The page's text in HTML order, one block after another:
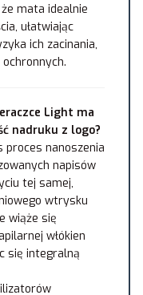
mata idealnie
ułatwiając
ich zacinania,
Light ma
nadruku z logo?
proces nanoszenia
napisów
tej samej,
wtrysku
wiąże się
włókien
się integralną